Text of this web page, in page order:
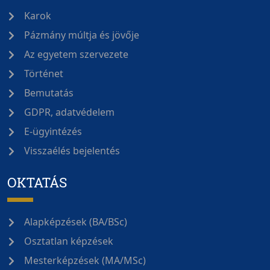
Karok
Pázmány múltja és jövője
Az egyetem szervezete
Történet
Bemutatás
GDPR, adatvédelem
E-ügyintézés
Visszaélés bejelentés
OKTATÁS
Alapképzések (BA/BSc)
Osztatlan képzések
Mesterképzések (MA/MSc)